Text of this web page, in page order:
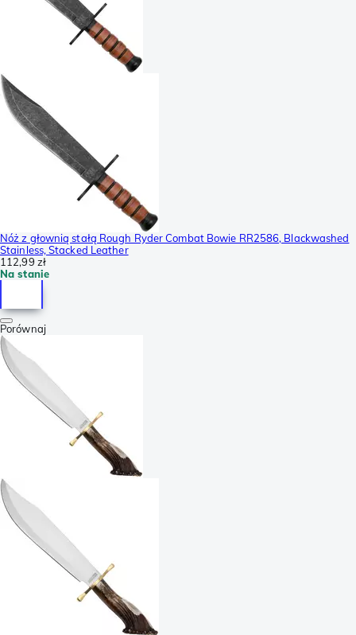
Nóż z głownią stałą Rough Ryder Combat Bowie RR2586, Blackwashed
Stainless, Stacked Leather
112,99 zł
Na stanie
Porównaj